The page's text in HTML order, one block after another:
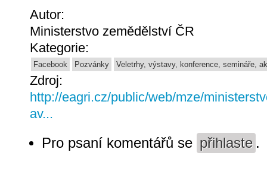
Autor:
Ministerstvo zemědělství ČR
Kategorie:
Facebook Pozvánky Veletrhy, výstavy, konference, semináře,
Zdroj:
http://eagri.cz/public/web/mze/
av...
Pro psaní komentářů se přihlaste .